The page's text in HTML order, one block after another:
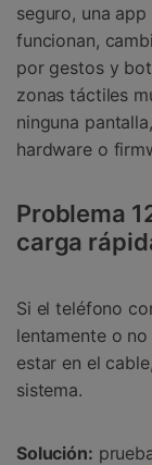
seguro, una
funcionan,
por gestos y
zonas táctiles
ninguna
hardware o
Problema
carga
Si el teléfono
lentamente o
estar en el
sistema.
Solución: